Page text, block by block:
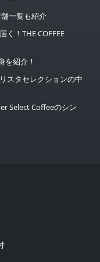
一覧も紹介
く！THE COFFEE
を紹介！
スタセレクションの中
Select Coffeeのシン